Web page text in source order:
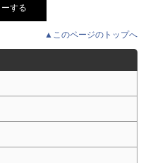
▲このページのトップへ